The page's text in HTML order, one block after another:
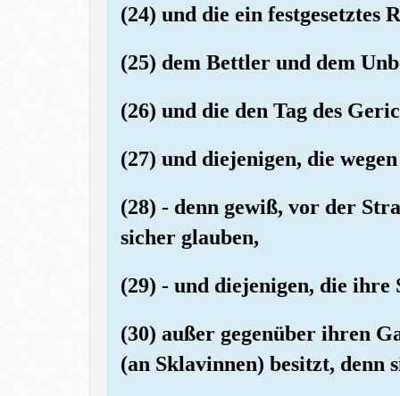
(24) und die ein festgesetztes
(25) dem Bettler und dem
(26) und die den Tag des
(27) und diejenigen, die
(28) - denn gewiß, vor der
sicher glauben,
(29) - und diejenigen, die ihre
(30) außer gegenüber ihren
(an Sklavinnen) besitzt, denn